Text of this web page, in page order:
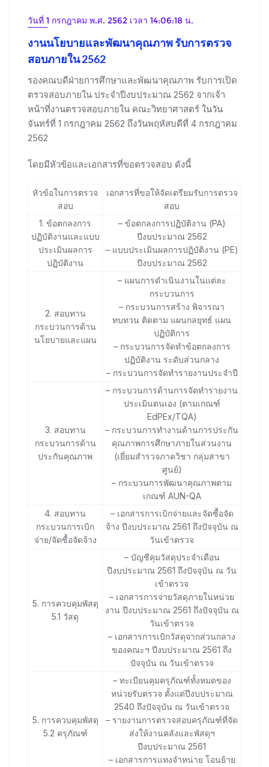
วันที่ 1 กรกฎาคม พ.ศ. 2562 เวลา 14:06:18 น.
งานนโยบายและพัฒนาคุณภาพ รับการตรวจ
สอบภายใน 2562
รองคณบดีฝ่ายการศึกษาและพัฒนาคุณภาพ รับการเปิด
ตรวจสอบภายใน ประจำปีงบประมาณ 2562 จากเจ้า
หน้าที่งานตรวจสอบภายใน คณะวิทยาศาสตร์ ในวัน
จันทร์ที่ 1 กรกฎาคม 2562 ถึงวันพฤหัสบดีที่ 4 กรกฎาคม
2562
โดยมีหัวข้อและเอกสารที่ขอตรวจสอบ ดังนี้
หัวข้อในการตรวจ
สอบ
เอกสารที่ขอให้จัดเตรียมรับการตรวจ
สอบ
1. ข้อตกลงการ
ปฏิบัติงานและแบบ
ประเมินผลการ
ปฏิบัติงาน
– ข้อตกลงการปฏิบัติงาน (PA)
ปีงบประมาณ 2562
– แบบประเมินผลการปฏิบัติงาน (PE)
ปีงบประมาณ 2562
2. สอบทาน
กระบวนการด้าน
นโยบายและแผน
– แผนการดำเนินงานในแต่ละ
กระบวนการ
– กระบวนการสร้าง พิจารณา
ทบทวน ติดตาม แผนกลยุทธ์ แผน
ปฏิบัติการ
– กระบวนการจัดทำข้อตกลงการ
ปฏิบัติงาน ระดับส่วนกลาง
– กระบวนการจัดทำรายงานประจำปี
3. สอบทาน
กระบวนการด้าน
ประกันคุณภาพ
– กระบวนการด้านการจัดทำรายงาน
ประเมินตนเอง (ตามเกณฑ์
EdPEx/TQA)
– กระบวนการทำงานด้านการประกัน
คุณภาพการศึกษาภายในส่วนงาน
(เยี่ยมสำรวจภาควิชา กลุ่มสาขา
ศูนย์)
– กระบวนการพัฒนาคุณภาพตาม
เกณฑ์ AUN-QA
4. สอบทาน
กระบวนการเบิก
จ่าย/จัดซื้อจัดจ้าง
– เอกสารการเบิกจ่ายและจัดซื้อจัด
จ้าง ปีงบประมาณ 2561 ถึงปัจจุบัน ณ
วันเข้าตรวจ
5. การควบคุมพัสดุ
5.1 วัสดุ
– บัญชีคุมวัสดุประจำเดือน
ปีงบประมาณ 2561 ถึงปัจจุบัน ณ วัน
เข้าตรวจ
– เอกสารการจ่ายวัสดุภายในหน่วย
งาน ปีงบประมาณ 2561 ถึงปัจจุบัน ณ
วันเข้าตรวจ
– เอกสารการเบิกวัสดุจากส่วนกลาง
ของคณะฯ ปีงบประมาณ 2561 ถึง
ปัจจุบัน ณ วันเข้าตรวจ
5. การควบคุมพัสดุ
5.2 ครุภัณฑ์
– ทะเบียนคุมครุภัณฑ์ทั้งหมดของ
หน่วยรับตรวจ ตั้งแต่ปีงบประมาณ
2540 ถึงปัจจุบัน ณ วันเข้าตรวจ
– รายงานการตรวจสอบครุภัณฑ์ที่จัด
ส่งให้งานคลังและพัสดุฯ
ปีงบประมาณ 2561
– เอกสารการแทงจำหน่าย โอนย้าย